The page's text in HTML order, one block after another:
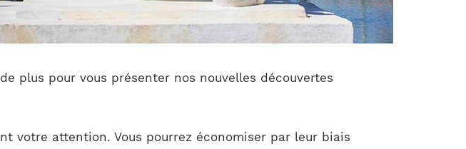
plus pour vous présenter nos nouvelles découvertes
votre attention. Vous pourrez économiser par leur biais